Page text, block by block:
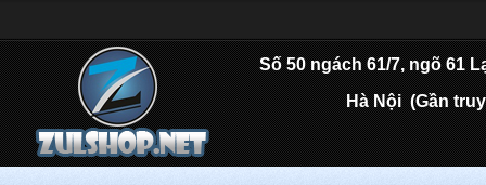
Số 50 ngách 61/7, ngõ 61
Hà Nội (Gần